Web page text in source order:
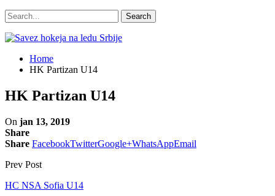
Home
HK Partizan U14
HK Partizan U14
On jan 13, 2019
Share
Share FacebookTwitterGoogle+WhatsAppEmail
Prev Post
HC NSA Sofia U14